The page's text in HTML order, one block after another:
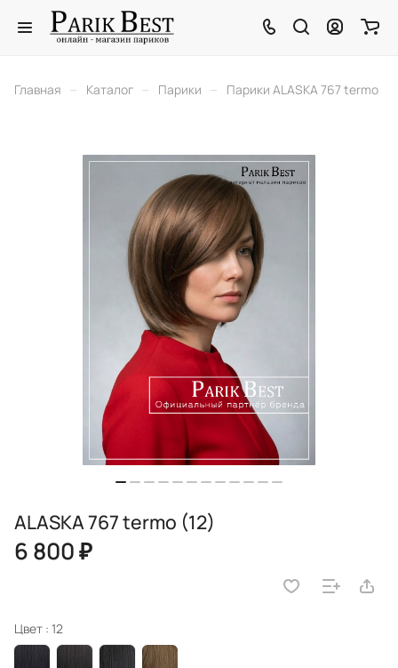
Главная – Каталог – Парики – Парики ALASKA 767 termo
ALASKA 767 termo (12)
6 800 ₽
Цвет : 12